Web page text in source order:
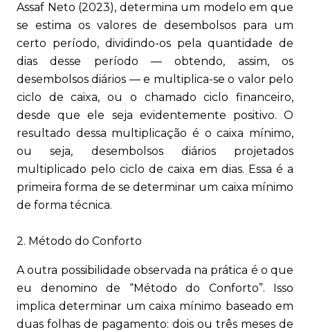
Assaf Neto (2023), determina um modelo em que
se estima os valores de desembolsos para um
certo período, dividindo-os pela quantidade de
dias desse período — obtendo, assim, os
desembolsos diários — e multiplica-se o valor pelo
ciclo de caixa, ou o chamado ciclo financeiro,
desde que ele seja evidentemente positivo. O
resultado dessa multiplicação é o caixa mínimo,
ou seja, desembolsos diários projetados
multiplicado pelo ciclo de caixa em dias. Essa é a
primeira forma de se determinar um caixa mínimo
de forma técnica.
2. Método do Conforto
A outra possibilidade observada na prática é o que
eu denomino de “Método do Conforto”. Isso
implica determinar um caixa mínimo baseado em
duas folhas de pagamento: dois ou três meses de